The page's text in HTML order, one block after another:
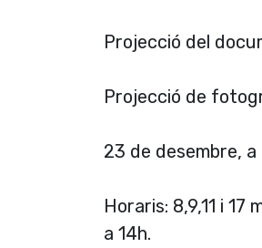
Projecció del
Projecció de
23 de desembre, a
Horaris: 8,9,11 i 17
a 14h.